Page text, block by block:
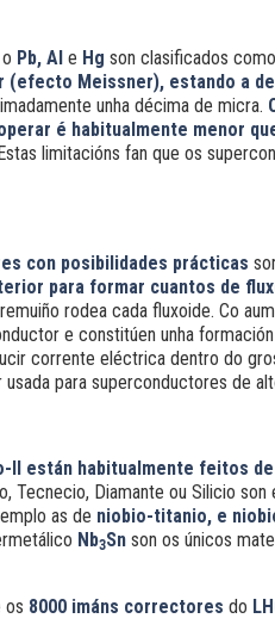
Pb, Ale Hg son clasificados como
(efecto Meissner), estando a
unha décima de micra.
é habitualmente menor
limitacións fan que os
con posibilidades prácticas
para formar cuantos de
rodea cada fluxoide. Co
e constitúen unha
corrente eléctrica dentro do
para superconductores de
II están habitualmente feitos
Tecnecio, Diamante ou Silicio
as de niobio-titanio, e
Nb3Snson os únicos
os 8000 imáns correctores do